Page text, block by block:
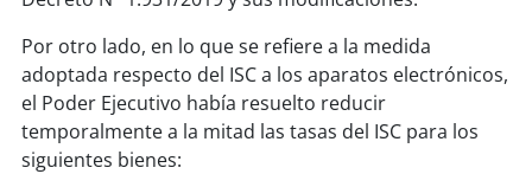
Por otro lado, en lo que se refiere a la medida
adoptada respecto del ISC a los aparatos electrónicos,
el Poder Ejecutivo había resuelto reducir
temporalmente a la mitad las tasas del ISC para los
siguientes bienes: